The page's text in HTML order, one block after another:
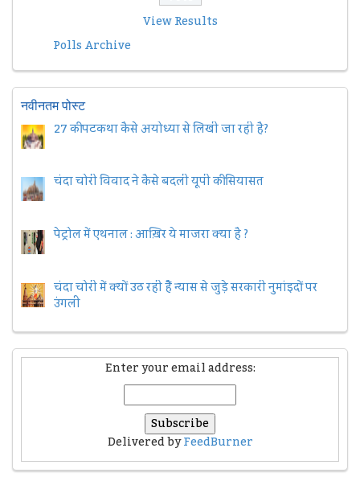
View Results
Polls Archive
नवीनतम पोस्ट
27 की पटकथा कैसे अयोध्या से लिखी जा रही है?
चंदा चोरी विवाद ने कैसे बदली यूपी की सियासत
पेट्रोल में एथनाल : आख़िर ये माजरा क्या है ?
चंदा चोरी में क्यों उठ रही हैैं न्यास से जुड़े सरकारी नुमांइदों पर
उंगली
Enter your email address:
Delivered byFeedBurner